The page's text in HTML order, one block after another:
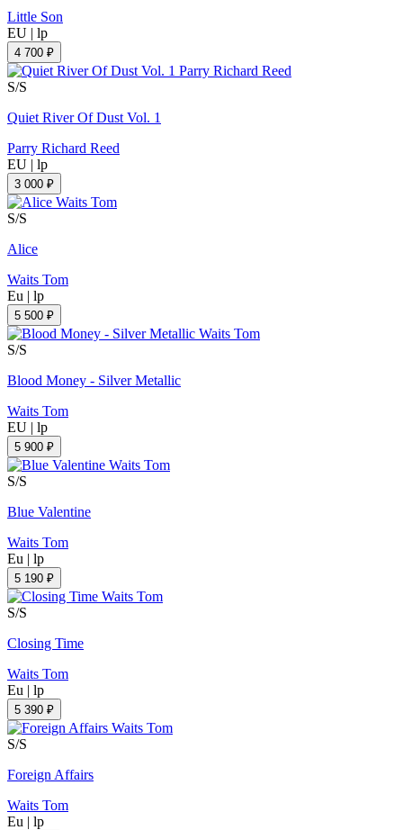
Little Son
EU | lp
4 700 ₽
S/S
Quiet River Of Dust Vol. 1
Parry Richard Reed
EU | lp
3 000 ₽
S/S
Alice
Waits Tom
Eu | lp
5 500 ₽
S/S
Blood Money - Silver Metallic
Waits Tom
EU | lp
5 900 ₽
S/S
Blue Valentine
Waits Tom
Eu | lp
5 190 ₽
S/S
Closing Time
Waits Tom
Eu | lp
5 390 ₽
S/S
Foreign Affairs
Waits Tom
Eu | lp